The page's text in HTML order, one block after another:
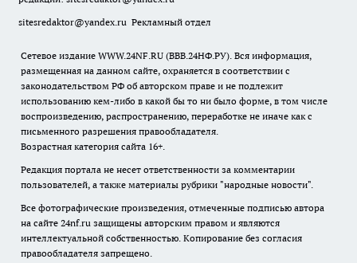
sitesredaktor@yandex.ru Рекламный отдел
Сетевое издание WWW.24NF.RU (ВВВ.24НФ.РУ). Вся информация,
размещенная на данном сайте, охраняется в соответствии с
законодательством РФ об авторском праве и не подлежит
использованию кем-либо в какой бы то ни было форме, в том числе
воспроизведению, распространению, переработке не иначе как с
письменного разрешения правообладателя.
Возрастная категория сайта 16+.
Редакция портала не несет ответственности за комментарии
пользователей, а также материалы рубрики "народные новости".
Все фотографические произведения, отмеченные подписью автора
на сайте 24nf.ru защищены авторским правом и являются
интеллектуальной собственностью. Копирование без согласия
правообладателя запрещено.